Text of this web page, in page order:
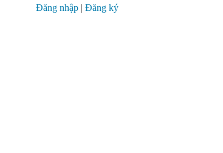
Đăng nhập | Đăng ký